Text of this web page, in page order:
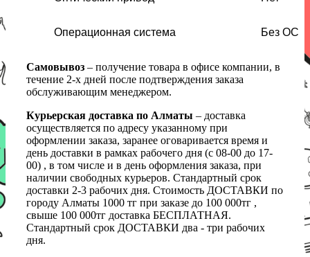
Операционная система Без ОС
Самовывоз – получение товара в офисе компании, в
течение 2-х дней после подтверждения заказа
обслуживающим менеджером.
Курьерская доставка по Алматы – доставка
осуществляется по адресу указанному при
оформлении заказа, заранее оговаривается время и
день доставки в рамках рабочего дня (с 08-00 до 17-
00) , в том числе и в день оформления заказа, при
наличии свободных курьеров. Стандартный срок
доставки 2-3 рабочих дня. Стоимость ДОСТАВКИ по
городу Алматы 1000 тг при заказе до 100 000тг ,
свыше 100 000тг доставка БЕСПЛАТНАЯ.
Стандартный срок ДОСТАВКИ два - три рабочих
дня.